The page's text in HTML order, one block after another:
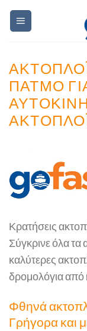
Skip
ΠΆΤΜΟ
Κρατήσεις
Σύγκρινε όλα τα
καλύτερες
δρομολόγια από
Φθηνά
Γρήγορα και